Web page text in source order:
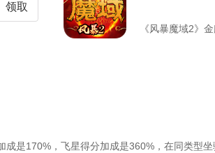
领取
《风暴魔域2》
成是170%，飞星得分加成是360%，在同类型